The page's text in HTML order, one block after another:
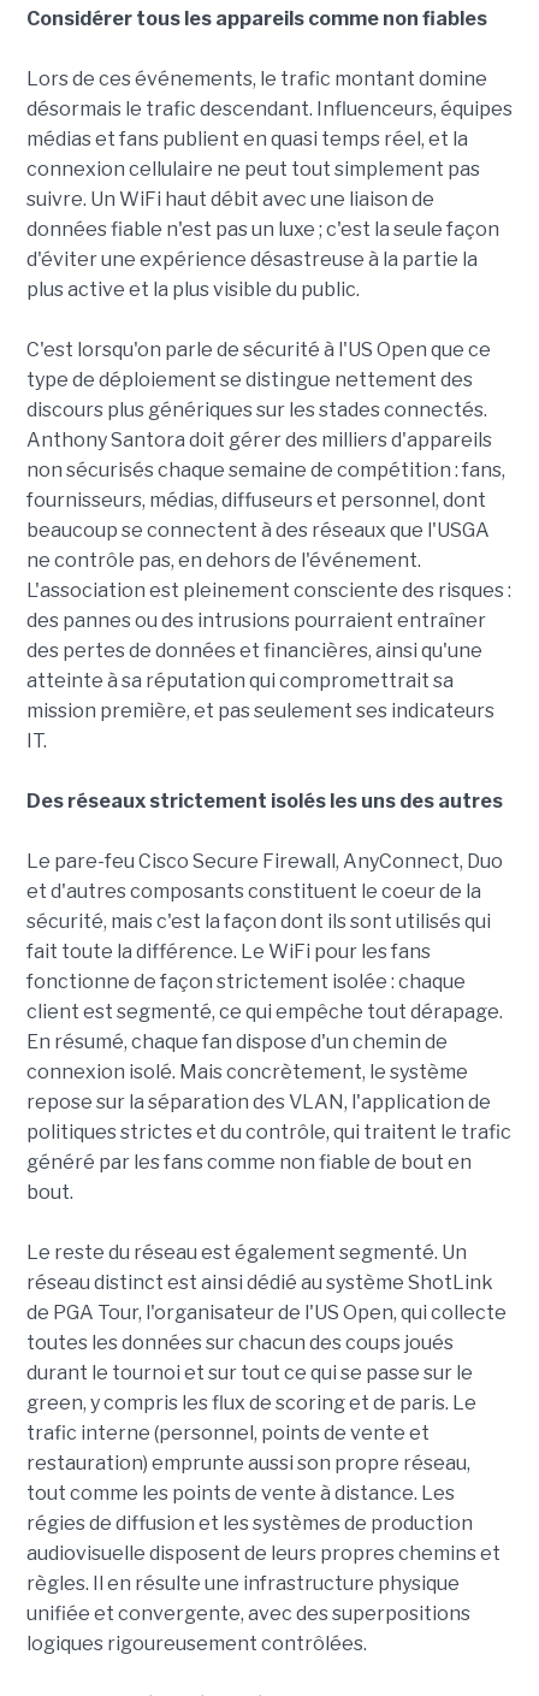
Considérer tous les appareils comme non fiables
Lors de ces événements, le trafic montant domine
désormais le trafic descendant. Influenceurs, équipes
médias et fans publient en quasi temps réel, et la
connexion cellulaire ne peut tout simplement pas
suivre. Un WiFi haut débit avec une liaison de
données fiable n'est pas un luxe ; c'est la seule façon
d'éviter une expérience désastreuse à la partie la
plus active et la plus visible du public.
C'est lorsqu'on parle de sécurité à l'US Open que ce
type de déploiement se distingue nettement des
discours plus génériques sur les stades connectés.
Anthony Santora doit gérer des milliers d'appareils
non sécurisés chaque semaine de compétition : fans,
fournisseurs, médias, diffuseurs et personnel, dont
beaucoup se connectent à des réseaux que l'USGA
ne contrôle pas, en dehors de l'événement.
L'association est pleinement consciente des risques :
des pannes ou des intrusions pourraient entraîner
des pertes de données et financières, ainsi qu'une
atteinte à sa réputation qui compromettrait sa
mission première, et pas seulement ses indicateurs
IT.
Des réseaux strictement isolés les uns des autres
Le pare-feu Cisco Secure Firewall, AnyConnect, Duo
et d'autres composants constituent le coeur de la
sécurité, mais c'est la façon dont ils sont utilisés qui
fait toute la différence. Le WiFi pour les fans
fonctionne de façon strictement isolée : chaque
client est segmenté, ce qui empêche tout dérapage.
En résumé, chaque fan dispose d'un chemin de
connexion isolé. Mais concrètement, le système
repose sur la séparation des VLAN, l'application de
politiques strictes et du contrôle, qui traitent le trafic
généré par les fans comme non fiable de bout en
bout.
Le reste du réseau est également segmenté. Un
réseau distinct est ainsi dédié au système ShotLink
de PGA Tour, l'organisateur de l'US Open, qui collecte
toutes les données sur chacun des coups joués
durant le tournoi et sur tout ce qui se passe sur le
green, y compris les flux de scoring et de paris. Le
trafic interne (personnel, points de vente et
restauration) emprunte aussi son propre réseau,
tout comme les points de vente à distance. Les
régies de diffusion et les systèmes de production
audiovisuelle disposent de leurs propres chemins et
règles. Il en résulte une infrastructure physique
unifiée et convergente, avec des superpositions
logiques rigoureusement contrôlées.